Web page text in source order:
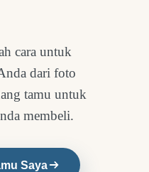
cara untuk
dari foto
tamu untuk
membeli.
Saya